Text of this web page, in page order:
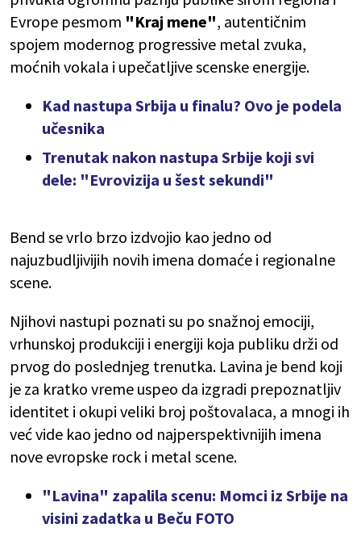
Evrope pesmom "Kraj mene", autentičnim
spojem modernog progressive metal zvuka,
moćnih vokala i upečatljive scenske energije.
Kad nastupa Srbija u finalu? Ovo je podela
učesnika
Trenutak nakon nastupa Srbije koji svi
dele: "Evrovizija u šest sekundi"
Bend se vrlo brzo izdvojio kao jedno od
najuzbudljivijih novih imena domaće i regionalne
scene.
Njihovi nastupi poznati su po snažnoj emociji,
vrhunskoj produkciji i energiji koja publiku drži od
prvog do poslednjeg trenutka. Lavina je bend koji
je za kratko vreme uspeo da izgradi prepoznatljiv
identitet i okupi veliki broj poštovalaca, a mnogi ih
već vide kao jedno od najperspektivnijih imena
nove evropske rock i metal scene.
"Lavina" zapalila scenu: Momci iz Srbije na
visini zadatka u Beču FOTO